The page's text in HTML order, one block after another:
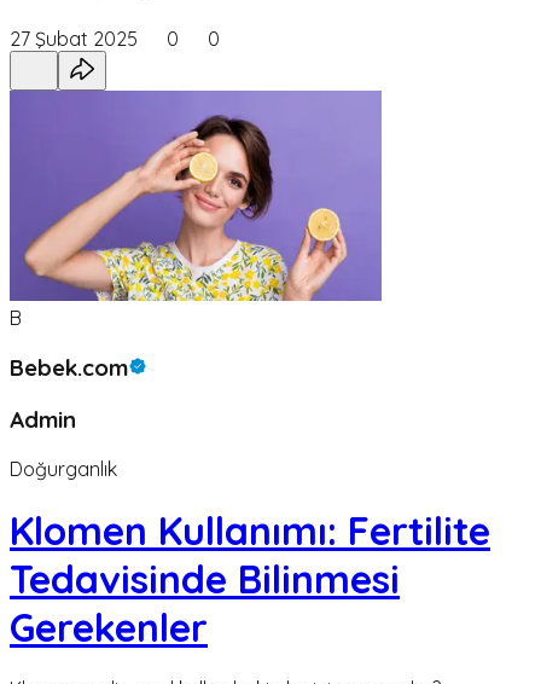
27 Şubat 2025 0 0
B
Bebek.com
Admin
Doğurganlık
Klomen Kullanımı: Fertilite
Tedavisinde Bilinmesi
Gerekenler